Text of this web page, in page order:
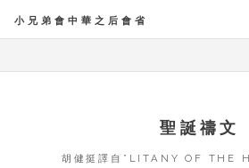
小兄弟會中華之后會省
聖誕禱文
胡健挺譯自”LITANY OF THE